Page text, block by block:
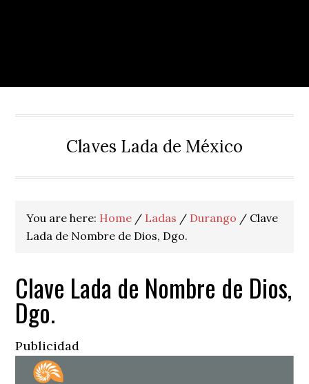
Claves Lada de México
You are here: Home / Ladas / Durango / Clave
Lada de Nombre de Dios, Dgo.
Clave Lada de Nombre de Dios,
Dgo.
Publicidad